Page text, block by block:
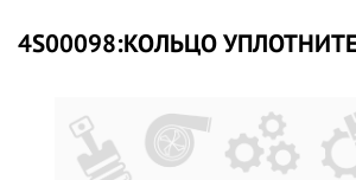
4S00098:КОЛЬЦО